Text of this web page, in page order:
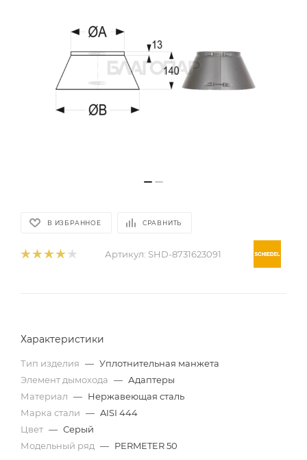
В ИЗБРАННОЕ СРАВНИТЬ
Артикул: SHD-8731623091
Характеристики
Тип изделия — Уплотнительная манжета
Элемент дымохода — Адаптеры
Материал — Нержавеющая сталь
Марка стали — AISI 444
Цвет — Серый
Модельный ряд — PERMETER 50